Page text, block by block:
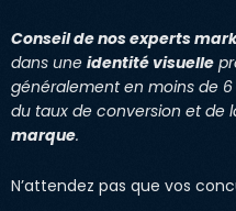
Conseil de nos experts
dans une identité visuelle
généralement en moins de
du taux de conversion et de
marque.
N’attendez pas que vos